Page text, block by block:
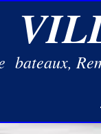
bateaux,